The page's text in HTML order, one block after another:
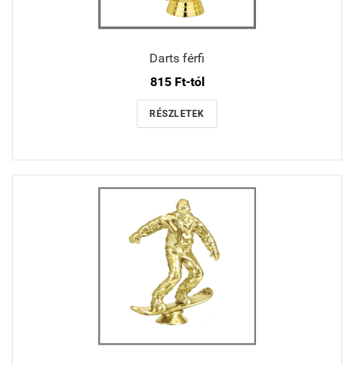
Darts férfi
815 Ft-tól
RÉSZLETEK